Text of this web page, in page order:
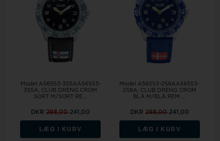
Model A56553-3S5AA56553-
3S5A, CLUB DRENG CROM
SORT M/SORT RE...
DKR298,00241,00
LÆG I KURV
Model A56553-2S8AA56553-
2S8A, CLUB DRENG CROM
BLÅ M/BLÅ REM ...
DKR 298,00241,00
LÆG I KURV